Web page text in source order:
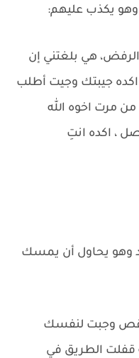
وهو يكذب عليهم:
هي بلغتني إن
جيبتك وجيت أطلب
من مرت اخوه الله
، اكده انتِ
وهو يحاول أن يمسك
وجبت لنفسك
قفلت الطريق في